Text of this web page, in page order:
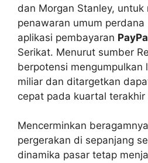
dan Morgan Stanley, untuk
penawaran umum perdana
aplikasi pembayaran
Serikat. Menurut sumber
berpotensi mengumpulkan
miliar dan ditargetkan
cepat pada kuartal terakhir
Mencerminkan
pergerakan di sepanjang
dinamika pasar tetap